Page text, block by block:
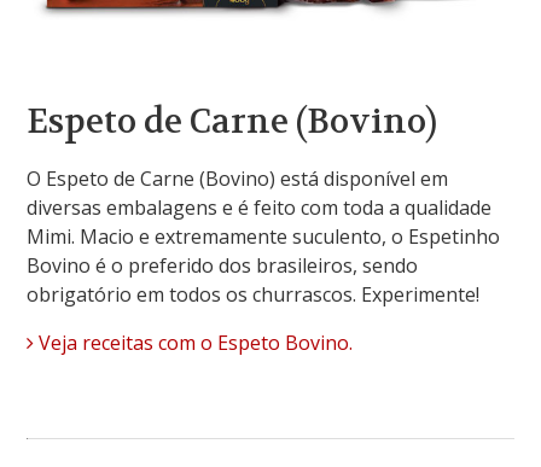
Espeto de Carne (Bovino)
O Espeto de Carne (Bovino) está disponível em
diversas embalagens e é feito com toda a qualidade
Mimi. Macio e extremamente suculento, o Espetinho
Bovino é o preferido dos brasileiros, sendo
obrigatório em todos os churrascos. Experimente!
Veja receitas com o Espeto Bovino.